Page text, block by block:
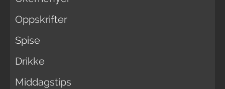
Oppskrifter
Spise
Drikke
Middagstips